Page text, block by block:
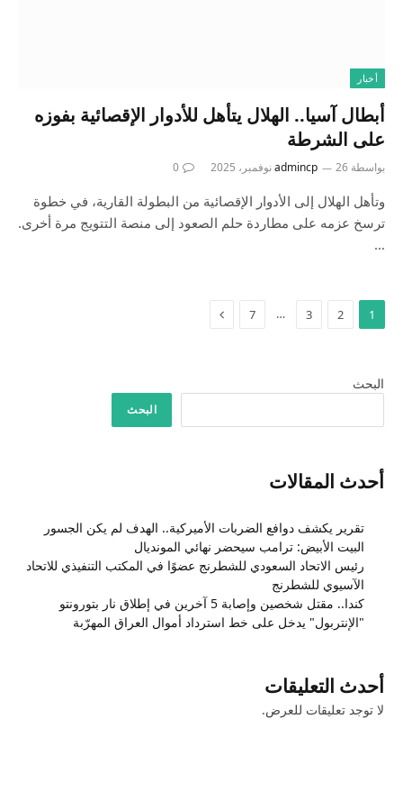
أخبار
أبطال آسيا.. الهلال يتأهل للأدوار الإقصائية بفوزه
على الشرطة
بواسطة admincp 26 نوفمبر، 2025 0
وتأهل الهلال إلى الأدوار الإقصائية من البطولة القارية، في خطوة
ترسخ عزمه على مطاردة حلم الصعود إلى منصة التتويج مرة أخرى.
…
1
2
3
…
7 التالي
البحث
البحث
أحدث المقالات
تقرير يكشف دوافع الضربات الأميركية.. الهدف لم يكن الجسور
البيت الأبيض: ترامب سيحضر نهائي المونديال
رئيس الاتحاد السعودي للشطرنج عضوًا في المكتب التنفيذي للاتحاد
الآسيوي للشطرنج
كندا.. مقتل شخصين وإصابة 5 آخرين في إطلاق نار بتورونتو
"الإنتربول" يدخل على خط استرداد أموال العراق المهرّبة
أحدث التعليقات
لا توجد تعليقات للعرض.